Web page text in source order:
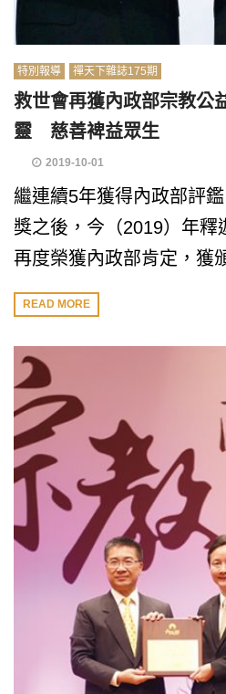
特別報導 禪天下雜誌175期
救世會再獲內政部宗教
靈 慈善裨益眾生
2019-10-01
繼連續5年獲得內政部評
獎之後，今（2019）年釋
再度榮獲內政部肯定，獲
READ MORE